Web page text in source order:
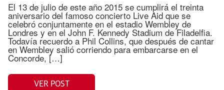
El 13 de julio de este año 2015 se cumplirá el treinta
aniversario del famoso concierto Live Aid que se
celebró conjuntamente en el estadio Wembley de
Londres y en el John F. Kennedy Stadium de Filadelfia.
Todavía recuerdo a Phil Collins, que después de cantar
en Wembley salió corriendo para embarcarse en el
Concorde, […]
VER POST